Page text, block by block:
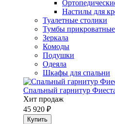
Настилы для
Туалетные столики
Тумбы прикроватные
Зеркала
Комоды
Подушки
Одеяла
Шкафы для спальни
Спальный гарнитур
Хит продаж
45 920 ₽